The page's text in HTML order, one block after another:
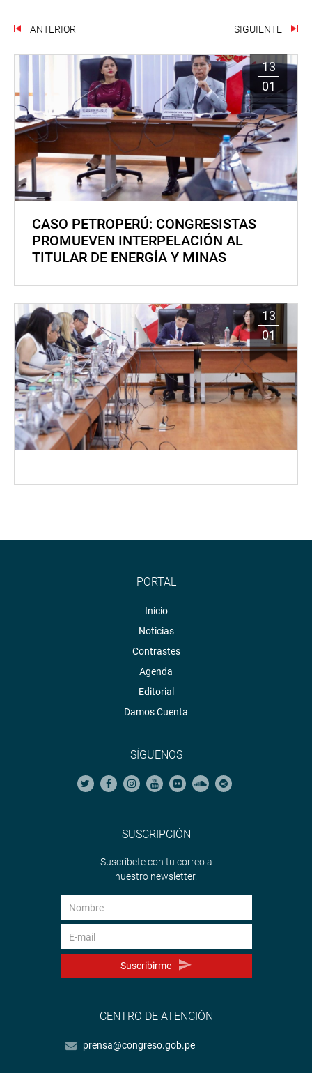
ANTERIOR SIGUIENTE
13
01
CASO PETROPERÚ: CONGRESISTAS
PROMUEVEN INTERPELACIÓN AL
TITULAR DE ENERGÍA Y MINAS
13
01
PORTAL
Inicio
Noticias
Contrastes
Agenda
Editorial
Damos Cuenta
SÍGUENOS
SUSCRIPCIÓN
Suscríbete con tu correo a
nuestro newsletter.
Suscribirme
CENTRO DE ATENCIÓN
prensa@congreso.gob.pe